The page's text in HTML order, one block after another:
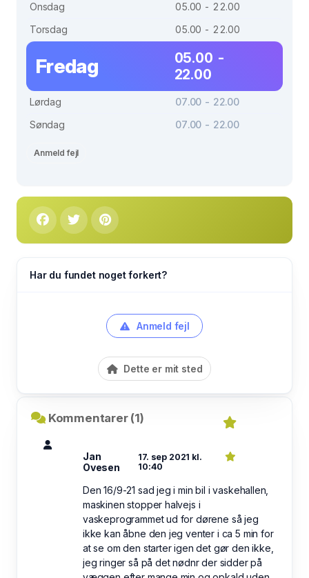
Onsdag
05.00 - 22.00
Torsdag
05.00 - 22.00
Fredag
05.00 -
22.00
Lørdag
07.00 - 22.00
Søndag
07.00 - 22.00
Anmeld fejl
Har du fundet noget forkert?
Anmeld fejl
Dette er mit sted
Kommentarer (1)
Jan
Ovesen
17. sep 2021 kl.
10:40
Den 16/9-21 sad jeg i min bil i vaskehallen,
maskinen stopper halvejs i
vaskeprogrammet ud for dørene så jeg
ikke kan åbne den jeg venter i ca 5 min for
at se om den starter igen det gør den ikke,
jeg ringer så på det nødnr der sidder på